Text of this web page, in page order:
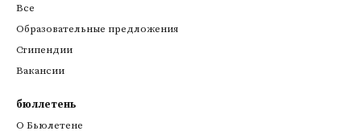
Все
Образовательные предложения
Стипендии
Вакансии
бюллетень
О Бьюлетене